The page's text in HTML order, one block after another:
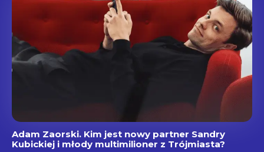
Adam Zaorski. Kim jest nowy partner Sandry
Kubickiej i młody multimilioner z Trójmiasta?